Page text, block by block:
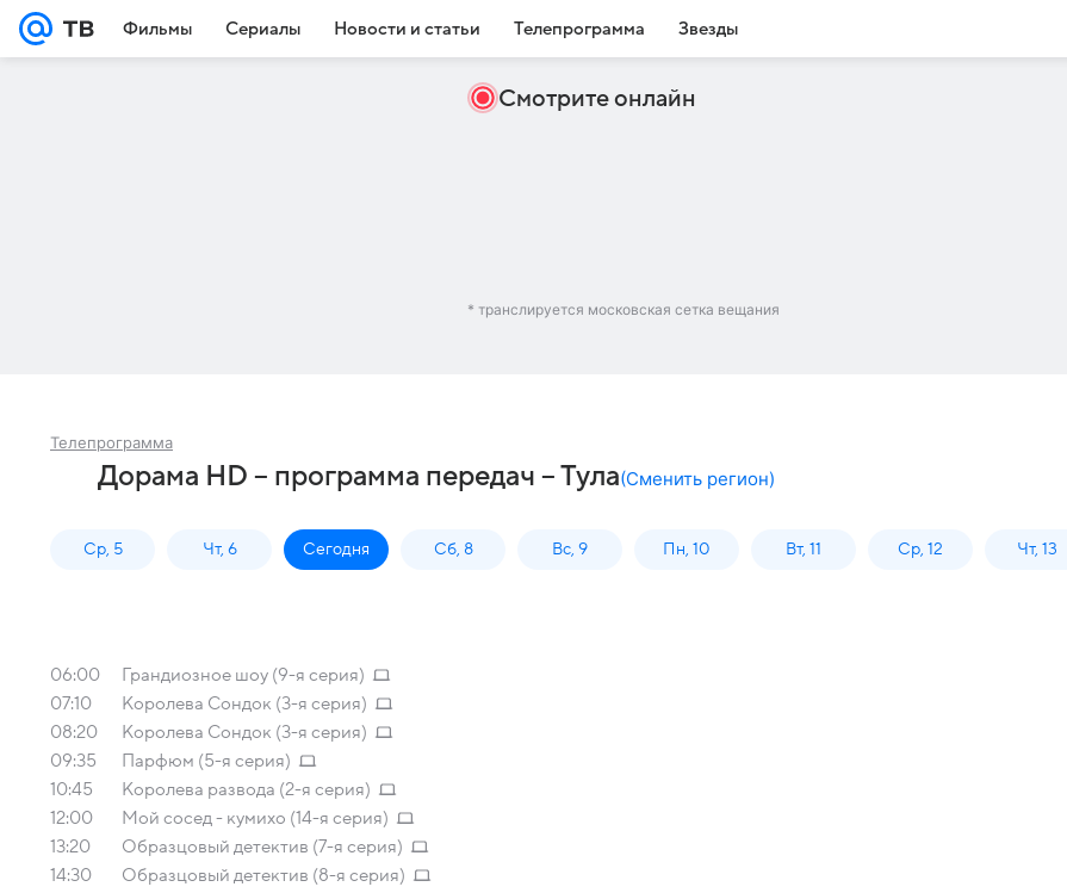
Фильмы Сериалы Новости и статьи Телепрограмма Звезды
Смотрите онлайн
* транслируется московская сетка вещания
Телепрограмма
Дорама HD – программа передач – Тула(Сменить регион)
Ср, 5 Чт, 6 Сегодня Сб, 8 Вс, 9 Пн, 10 Вт, 11 Ср, 12 Чт, 13
06:00
Грандиозное шоу (9-я серия)
07:10
Королева Сондок (3-я серия)
08:20
Королева Сондок (3-я серия)
09:35
Парфюм (5-я серия)
10:45
Королева развода (2-я серия)
12:00
Мой сосед - кумихо (14-я серия)
13:20
Образцовый детектив (7-я серия)
14:30
Образцовый детектив (8-я серия)